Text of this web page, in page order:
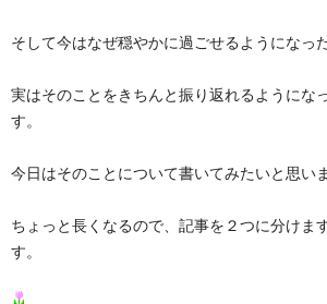
そして今はなぜ穏やかに過ごせるようになっ
実はそのことをきちんと振り返れるようにな
す。
今日はそのことについて書いてみたいと思いま
ちょっと長くなるので、記事を２つに分けま
す。